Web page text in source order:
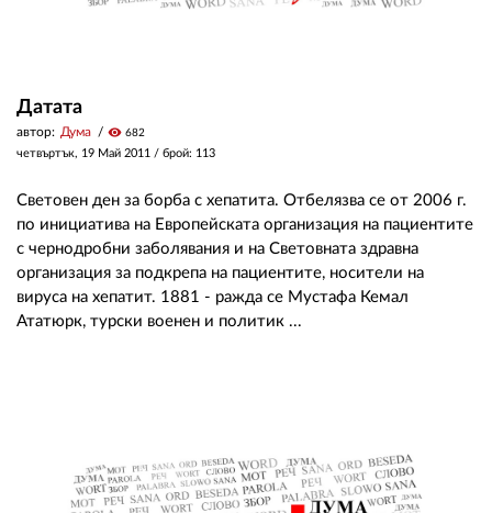
Датата
автор: Дума visibility 682
четвъртък, 19 Май 2011 / брой: 113
Световен ден за борба с хепатита. Отбелязва се от 2006 г.
по инициатива на Европейската организация на пациентите
с чернодробни заболявания и на Световната здравна
организация за подкрепа на пациентите, носители на
вируса на хепатит. 1881 - ражда се Мустафа Кемал
Ататюрк, турски военен и политик ...